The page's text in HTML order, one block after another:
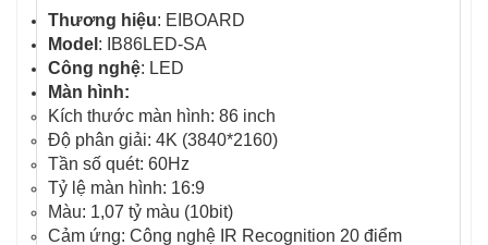
Thương hiệu: EIBOARD
Model : IB86LED-SA
Công nghệ: LED
Màn hình:
Kích thước màn hình: 86 inch
Độ phân giải: 4K (3840*2160)
Tần số quét: 60Hz
Tỷ lệ màn hình: 16:9
Màu: 1,07 tỷ màu (10bit)
Cảm ứng: Công nghệ IR Recognition 20 điểm